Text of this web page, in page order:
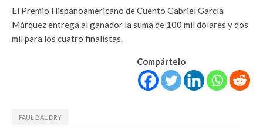
El Premio Hispanoamericano de Cuento Gabriel García
Márquez entrega al ganador la suma de 100 mil dólares y dos
mil para los cuatro finalistas.
Compártelo
PAUL BAUDRY